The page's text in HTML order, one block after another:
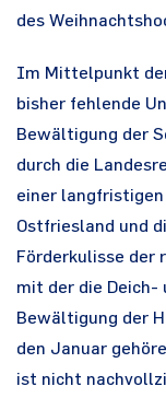
des
Im Mittelpunkt
bisher fehlende
Bewältigung der
durch die
einer langfristigen
Ostfriesland und
Förderkulisse der
mit der die Deich-
Bewältigung der
den Januar
ist nicht